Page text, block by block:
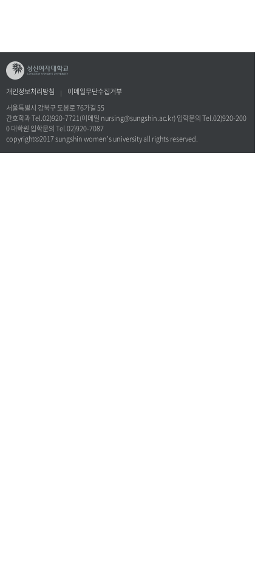
개인정보처리방침
이메일무단수집거부
서울특별시 강북구 도봉로 76가길 55
간호학과 Tel.02)920-7721(이메일 nursing@sungshin.ac.kr) 입학문의 Tel.02)920-200
0 대학원 입학문의 Tel.02)920-7087
copyright©2017 sungshin women’s university all rights reserved.